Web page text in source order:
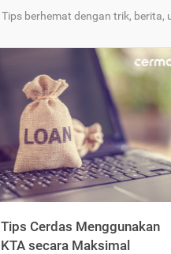
Tips berhemat dengan trik, berita,
Tips Cerdas Menggunakan
KTA secara Maksimal